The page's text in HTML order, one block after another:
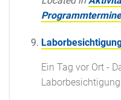
Programmtermine
Ein Tag vor Ort -